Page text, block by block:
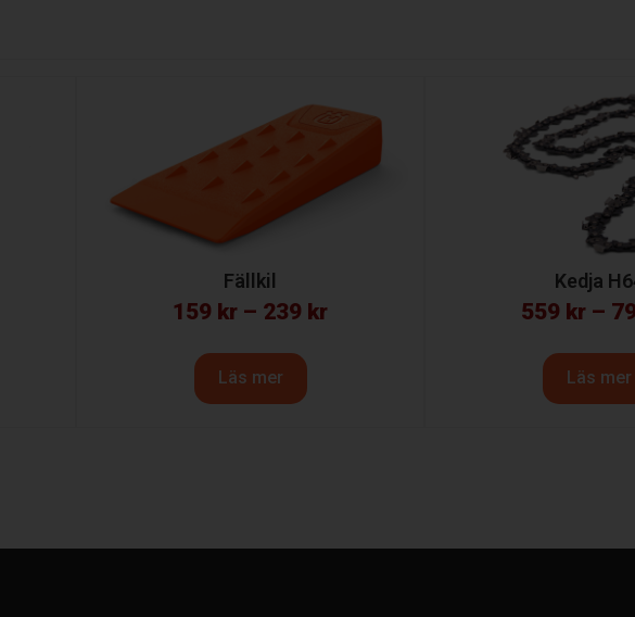
Fällkil
159 kr – 239 kr
Läs mer
Kedja
559 kr –
Läs mer